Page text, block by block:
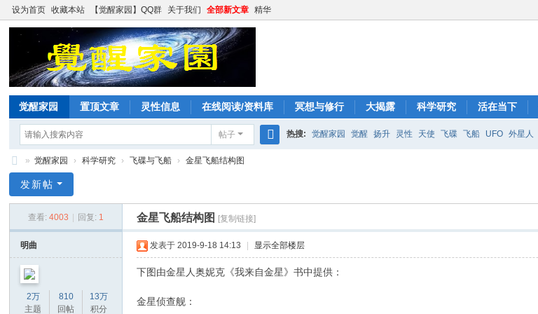
设为首页 收藏本站 【觉醒家园】QQ群 关于我们 全部新文章 精华
觉醒家园 置顶文章 灵性信息 在线阅读/资料库 冥想与修行 大揭露 科学研究 活在当下
帖子 热搜: 觉醒家园 觉醒 扬升 灵性 天使 飞碟 飞船 UFO 外星人
醒
园
» 觉醒家园 › 科学研究 › 飞碟与飞船 › 金星飞船结构图
发新帖
查看: 4003 回复: 1 金星飞船结构图 [复制链接]
明曲
2万
主题
810
回帖
13万
积分
发表于 2019-9-18 14:13 显示全部楼层
下图由金星人奥妮克《我来自金星》书中提供：
金星侦查舰：